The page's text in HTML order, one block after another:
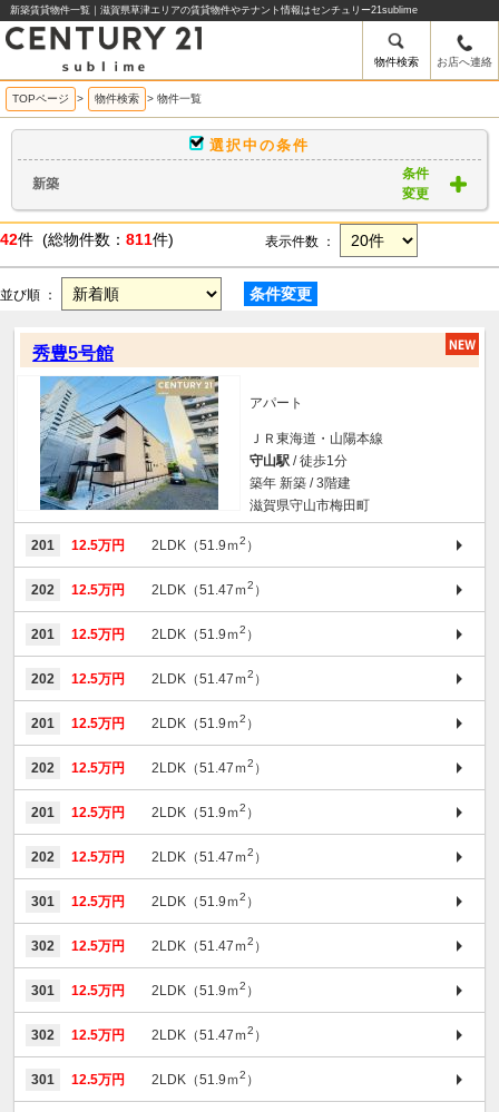
新築賃貸物件一覧｜滋賀県草津エリアの賃貸物件やテナント情報はセンチュリー21sublime
物件検索 お店へ連絡
TOPページ > 物件検索 > 物件一覧
選択中の条件
新築
条件
変更
42件 (総物件数： 811件) 表示件数 ：
並び順 ： 条件変更
秀豊5号館
アパート
ＪＲ東海道・山陽本線
守山駅 / 徒歩1分
築年 新築 / 3階建
滋賀県守山市梅田町
201 12.5万円 2LDK（51.9ｍ2 ）
202 12.5万円 2LDK（51.47ｍ2 ）
201 12.5万円 2LDK（51.9ｍ2 ）
202 12.5万円 2LDK（51.47ｍ2 ）
201 12.5万円 2LDK（51.9ｍ2 ）
202 12.5万円 2LDK（51.47ｍ2 ）
201 12.5万円 2LDK（51.9ｍ2 ）
202 12.5万円 2LDK（51.47ｍ2 ）
301 12.5万円 2LDK（51.9ｍ2 ）
302 12.5万円 2LDK（51.47ｍ2 ）
301 12.5万円 2LDK（51.9ｍ2 ）
302 12.5万円 2LDK（51.47ｍ2 ）
301 12.5万円 2LDK（51.9ｍ2 ）